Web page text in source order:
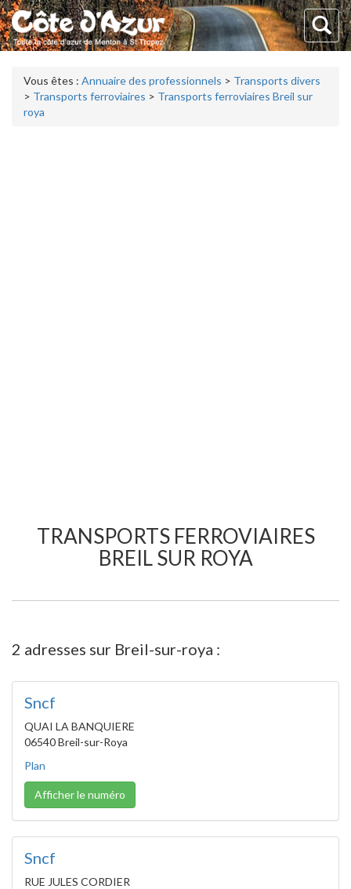
Vous êtes : Annuaire des professionnels > Transports divers
> Transports ferroviaires > Transports ferroviaires Breil sur
roya
TRANSPORTS FERROVIAIRES
BREIL SUR ROYA
2 adresses sur Breil-sur-roya :
Sncf
QUAI LA BANQUIERE
06540 Breil-sur-Roya
Plan
Afficher le numéro
Sncf
RUE JULES CORDIER